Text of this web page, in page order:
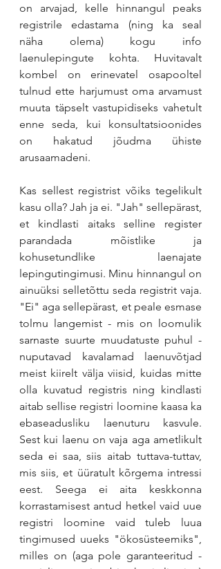
on arvajad, kelle hinnangul peaks
registrile edastama (ning ka seal
näha olema) kogu info
laenulepingute kohta. Huvitavalt
kombel on erinevatel osapooltel
tulnud ette harjumust oma arvamust
muuta täpselt vastupidiseks vahetult
enne seda, kui konsultatsioonides
on hakatud jõudma ühiste
arusaamadeni.
Kas sellest registrist võiks tegelikult
kasu olla? Jah ja ei. "Jah" sellepärast,
et kindlasti aitaks selline register
parandada mõistlike ja
kohusetundlike laenajate
lepingutingimusi. Minu hinnangul on
ainuüksi selletõttu seda registrit vaja.
"Ei" aga sellepärast, et peale esmase
tolmu langemist - mis on loomulik
sarnaste suurte muudatuste puhul -
nuputavad kavalamad laenuvõtjad
meist kiirelt välja viisid, kuidas mitte
olla kuvatud registris ning kindlasti
aitab sellise registri loomine kaasa ka
ebaseadusliku laenuturu kasvule.
Sest kui laenu on vaja aga ametlikult
seda ei saa, siis aitab tuttava-tuttav,
mis siis, et üüratult kõrgema intressi
eest. Seega ei aita keskkonna
korrastamisest antud hetkel vaid uue
registri loomine vaid tuleb luua
tingimused uueks "ökosüsteemiks",
milles on (aga pole garanteeritud -